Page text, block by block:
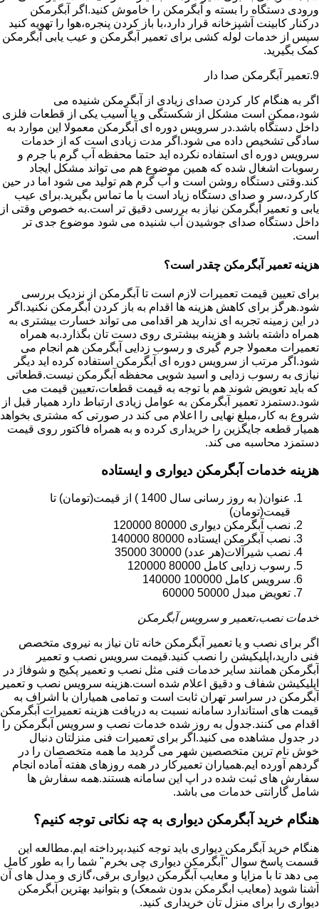
ورودی دستگاه را بسته و آبگرمکن را خاموش کنید.اگر آبگرمکن
درکنار کابینت آشپزخانه قرار دارد،با باز کردن پنجره،هوا را تهویه کنید
سپس از خدمات لوله کشی برای تعمیر آبگرمکن و عیب یابی آبگرمکن
کمک بگیرید.
9.تعمیر آبگرمکن صدا دار
اگر به هنگام کار کردن صدای زیادی از آبگرمکن شنیده می
شود،ممکن است مشکل از شکستگی و یا آسیب یکی از قطعات فلزی
داخل دستگاه باشد.در سرویس دوره ای آبگرمکن معمولا این موارد به
سادگی تشخیص داده می شود.اگر مدت زیادی است که از خدمات
سرویس دوره ای استفاده نکرده اید حتما محفظه آب گرم با جرم و
رسوبات اشغال شده که همین موضوع هم می تواند مشکل ایجاد
کند.وقتی دستگاه روشن است و آب گرم هم تولید می شود اما در حین
کارکرد،سر و صدای دستگاه زیاد است با ما تماس بگیرید.برای عیب
یابی و تعمیر آبگرمکن نیاز به بررسی دقیق تر است.به خصوص وقتی از
داخل دستگاه صدای جوشیدن آب شنیده می شود موضوع جدی تر
است.
هزینه تعمیر آبگرمکن چقدر است؟
برای تعیین قیمت تعمیرات لازم است تا آبگرمکن از نزدیک بررسی
شود.هرگز برای کاهش هزینه ها اقدام به باز کردن آبگرمکن نکنید.اگر
در این زمینه تجربه ای ندارید هر اقدامی می تواند خسارت بیشتری به
همراه داشته باشد و هزینه بیشتری روی دست تان بگذارد.به همراه
تعمیرات معمولا جرم گیری و رسوب زدایی آبگرمکن هم انجام می
شود.اگر مرتب از سرویس دوره ای آبگرمکن استفاده کرده اید دیگر
نیازی به رسوب زدایی و اسید شویی محفظه آبگرمکن نیست.قطعاتی
که باید تعویض شوند هم با توجه به قیمت قطعات،تعیین قیمت می
شود.دستمزد تعمیر آبگرمکن به عوامل زیادی ارتباط دارد همیار قبل از
شروع به کار،مبلغ نهایی را اعلام می کند در صورتی که مشتری بخواهد
همیار قطعه جایگزین را خریداری کرده و به همراه فاکتور روی قیمت
دستمزد محاسبه می کند.
هزینه خدمات آبگرمکن دیواری و ایستاده
عنوان( به روز رسانی سال 1400 ) از قیمت(تومان) تا
قیمت(تومان)
نصب آبگرمکن دیواری 80000 120000
نصب آبگرمکن ایستاده 80000 140000
نصب شیرآلات(هر عدد) 30000 35000
رسوب زدایی کامل 80000 120000
سرویس کامل 100000 140000
تعویض مبدل 50000 60000
خدمات نصب،تعمیر و سرویس آبگرمکن
اگر برای نصب و یا تعمیر آبگرمکن خانه تان نیاز به نیروی متخصص
فنی دارید،اپلیکیشن را نصب کنید.قیمت سرویس نصب و تعمیر
آبگرمکن همانند سایر خدمات فنی مثل نصب و تعمیر پکیج و شوفاژ در
اپلیکیشن شفاف و دقیق اعلام شده است.هزینه سرویس نصب و تعمیر
آبگرمکن در سراسر تهران ثابت است و تمامی همیاران با اشراف به
قیمت های استاندارد سامانه نسبت به دریافت هزینه تعمیرات آبگرمکن
اقدام می کنند.جدول به روز شده خدمات نصب و سرویس آبگرمکن را
در جدول مشاهده می کنید.اگر برای تعمیرات فنی منزلتان دنبال
خوش نام ترین متخصصین شهر می گردید ما همه متخصصان را در
گردهم آورده ایم.همیاران تعمیرکار در همه روزهای هفته آماده انجام
سفارش های ثبت شده در اپ این سامانه هستند.همه سفارش ها
شامل گارانتی خدمات می باشد.
هنگام خرید آبگرمکن دیواری به چه نکاتی توجه کنیم؟
هنگام خرید آبگرمکن دیواری باید توجه کنید،پرداخته ایم.مطالعه این
قسمت پاسخ سوال "آبگرمکن دیواری چی بخرم" شما را به طور کامل
می دهد تا با مزایا و معایب آبگرمکن دیواری برقی،گازی و مدل های آن
آشنا شوید (معایب ابگرمکن بدون شمعک) و بتوانید بهترین آبگرمکن
دیواری را برای منزل تان خریداری کنید.